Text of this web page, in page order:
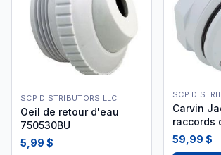
SCP DISTRIBUTORS LLC
Oeil de retour d'eau
750530BU
5,99 $
SCP
Carvin
raccords
piscine
8010
59,99 $